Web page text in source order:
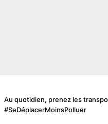
Au quotidien, prenez les
#SeDéplacerMoinsPolluer